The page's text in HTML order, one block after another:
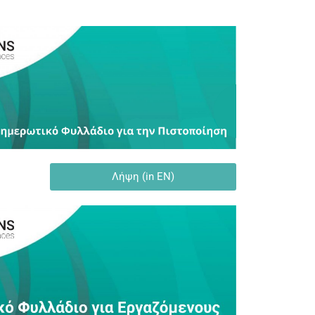
Λήψη (in EN)